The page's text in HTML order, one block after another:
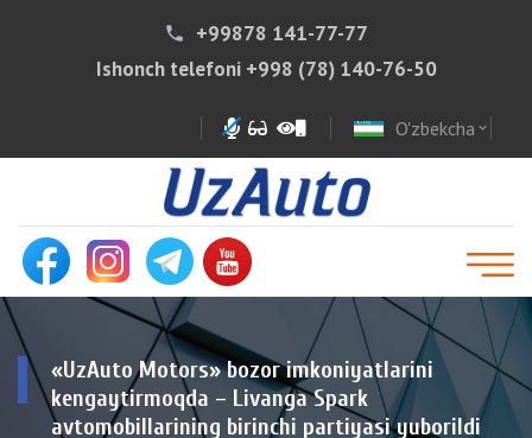
phone
+99878 141-77-77
Ishonch telefoni +998 (78) 140-76-50
O'zbekcha expand_more
«UzAuto Motors» bozor imkoniyatlarini
kengaytirmoqda – Livanga Spark
avtomobillarining birinchi partiyasi yuborildi